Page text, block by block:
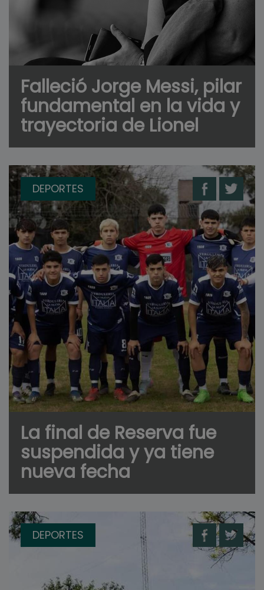
Falleció Jorge Messi, pilar
fundamental en la vida y
trayectoria de Lionel
DEPORTES
La final de Reserva fue
suspendida y ya tiene
nueva fecha
DEPORTES